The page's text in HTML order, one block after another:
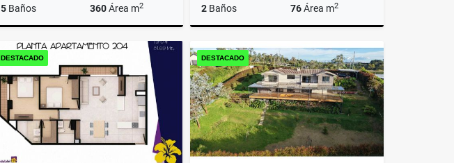
5 Baños 360Área m2
Arrendamiento
2 Baños 76Área m2
Venta
$607.200.000
DESTACADO DESTACADO